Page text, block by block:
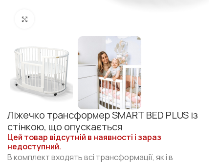
Ліжечко трансформер SMART BED PLUS із
стінкою, що опускається
Цей товар відсутній в наявності і зараз
недоступний.
В комплект входять всі трансформації, як і в